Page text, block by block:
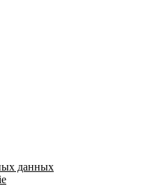
данных